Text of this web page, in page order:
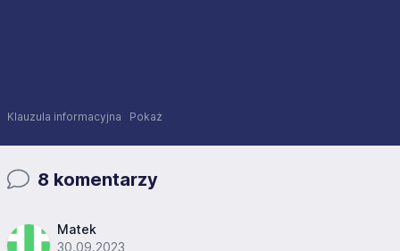
Klauzula informacyjna Pokaż
8 komentarzy
Matek
30.09.2023